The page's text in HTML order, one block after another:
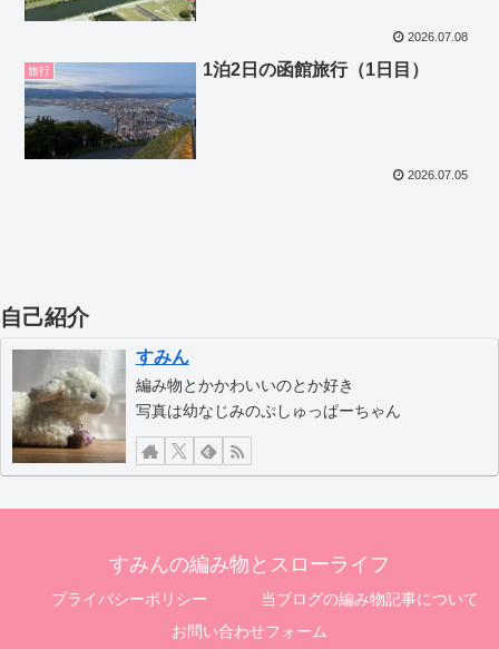
2026.07.08
旅行 1泊2日の函館旅行（1日目）
2026.07.05
自己紹介
すみん
編み物とかかわいいのとか好き
写真は幼なじみのぷしゅっぱーちゃん
すみんの編み物とスローライフ
プライバシーポリシー
当ブログの編み物記事について
お問い合わせフォーム